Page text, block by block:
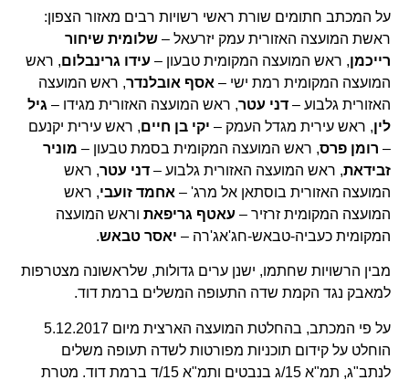
על המכתב חתומים שורת ראשי רשויות רבים מאזור הצפון:
ראשת המועצה האזורית עמק יזרעאל – שלומית שיחור
רייכמן, ראש המועצה המקומית טבעון – עידו גרינבלום, ראש
המועצה המקומית רמת ישי – אסף אובלנדר, ראש המועצה
האזורית גלבוע – דני עטר, ראש המועצה האזורית מגידו – גיל
לין, ראש עירית מגדל העמק – יקי בן חיים, ראש עירית יקנעם
– רומן פרס, ראש המועצה המקומית בסמת טבעון – מוניר
זבידאת, ראש המועצה האזורית גלבוע – דני עטר, ראש
המועצה האזורית בוסתאן אל מרג' – אחמד זועבי, ראש
המועצה המקומית זרזיר – עאטף גריפאת וראש המועצה
המקומית כעביה-טבאש-חג'אג'רה – יאסר טבאש.
מבין הרשויות שחתמו, ישנן ערים גדולות, שלראשונה מצטרפות
למאבק נגד הקמת שדה התעופה המשלים ברמת דוד.
על פי המכתב, בהחלטת המועצה הארצית מיום 5.12.2017
הוחלט על קידום תוכניות מפורטות לשדה תעופה משלים
לנתב"ג, תמ"א 15/ג בנבטים ותמ"א 15/ד ברמת דוד. מטרת